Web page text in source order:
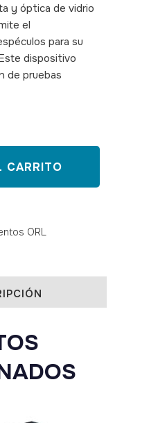
y óptica de vidrio
el
para su
dispositivo
de pruebas
CARRITO
ORL